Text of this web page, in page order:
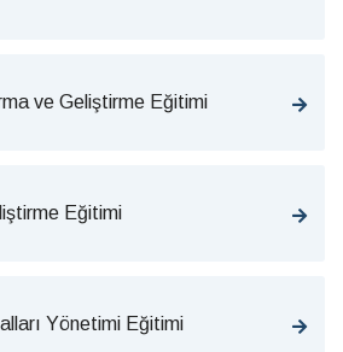
ve Geliştirme Eğitimi
Eğitimi
Yönetimi Eğitimi